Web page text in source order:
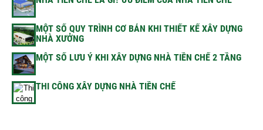
MỘT SỐ QUY TRÌNH CƠ BẢN KHI THIẾT KẾ XÂY DỰNG
NHÀ XƯỞNG
MỘT SỐ LƯU Ý KHI XÂY DỰNG NHÀ TIỀN CHẾ 2 TẦNG
THI CÔNG XÂY DỰNG NHÀ TIỀN CHẾ